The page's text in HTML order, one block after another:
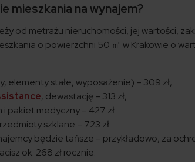
mieszkania na wynajem?
od metrażu nieruchomości, jej wartości,
o powierzchni 50 ㎡ w Krakowie o
stałe, wyposażenie) – 309 zł,
, dewastację – 313 zł,
pakiet medyczny – 427 zł
szklane – 723 zł.
będzie tańsze – przykładowo, za
ok. 268 zł rocznie.